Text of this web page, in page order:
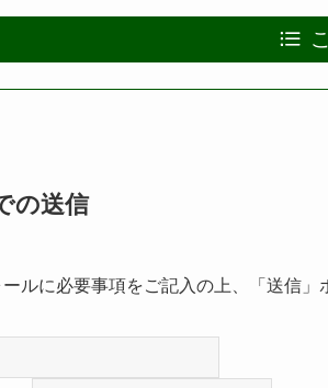
の送信
ルに必要事項をご記入の上、「送信